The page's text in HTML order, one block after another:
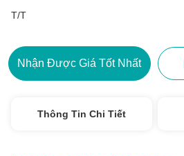
T/T
Nhận Được Giá Tốt Nhất
Thông Tin Chi Tiết